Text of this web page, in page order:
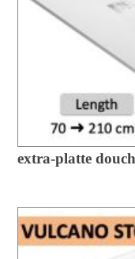
extra-platte